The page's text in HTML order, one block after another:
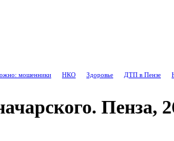
мошенники НКО Здоровье ДТП в Пензе
Пенза,